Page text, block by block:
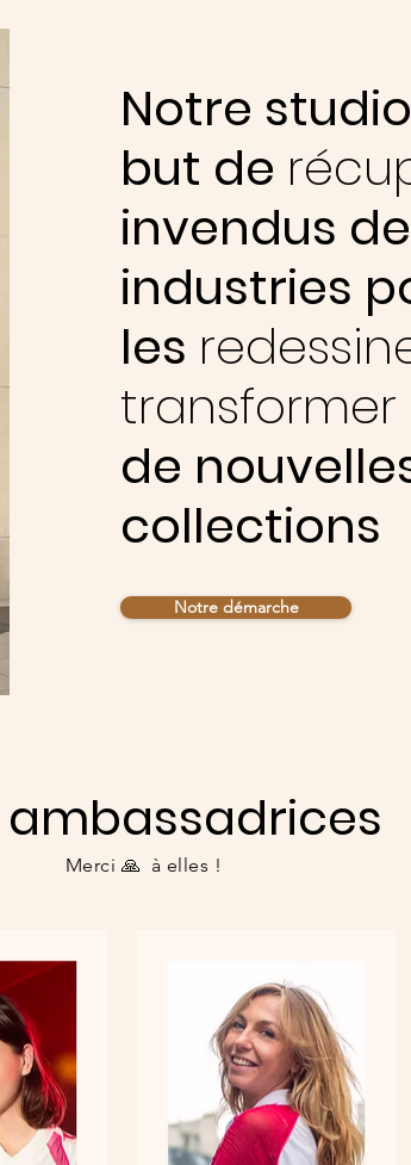
Notre
but de
invendus
industries
les
transformer
de
collections
Notre démarche
ambassadrices
Merci 🙏 à elles !